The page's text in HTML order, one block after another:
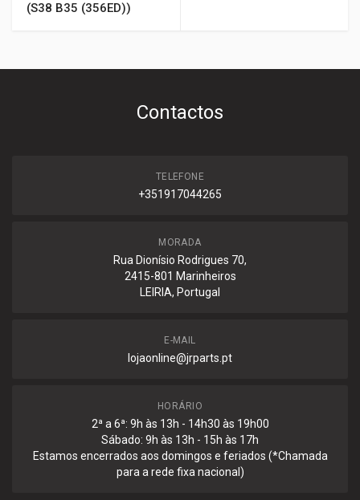
(S38 B35 (356ED))
Contactos
TELEFONE
+351917044265
MORADA
Rua Dionísio Rodrigues 70,
2415-801 Marinheiros
LEIRIA, Portugal
E-MAIL
lojaonline@jrparts.pt
HORÁRIO
2ª a 6ª: 9h às 13h - 14h30 às 19h00
Sábado: 9h às 13h - 15h às 17h
Estamos encerrados aos domingos e feriados (*Chamada
para a rede fixa nacional)